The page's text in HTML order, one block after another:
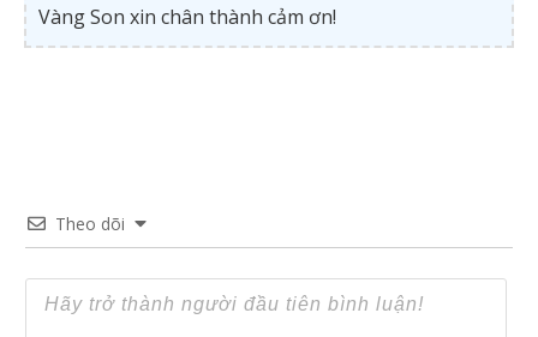
Vàng Son xin chân thành cảm ơn!
Theo dõi